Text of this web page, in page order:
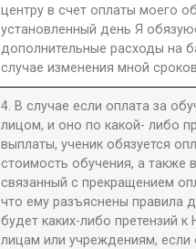
центру в счет оплаты моего
установленный день Я
дополнительные расходы на
случае изменения мной
4. В случае если оплата за
лицом, и оно по какой- либо
выплаты, ученик обязуется
стоимость обучения, а также
связанный с прекращением
что ему разъяснены правила
будет каких-либо претензий
лицам или учреждениям, если